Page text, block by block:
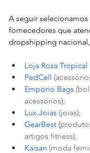
A seguir selecionamos
fornecedores que
dropshipping
Loja Rosa Tropical
PedCell
Empório Bags
acessórios);
Lux Joias (joias);
GearBest
artigos fitness);
Kaisan (moda